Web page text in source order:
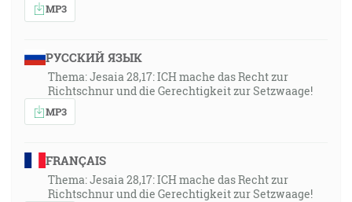
MP3
РУССКИЙ ЯЗЫК
Thema: Jesaia 28,17: ICH mache das Recht zur
Richtschnur und die Gerechtigkeit zur Setzwaage!
MP3
FRANÇAIS
Thema: Jesaia 28,17: ICH mache das Recht zur
Richtschnur und die Gerechtigkeit zur Setzwaage!